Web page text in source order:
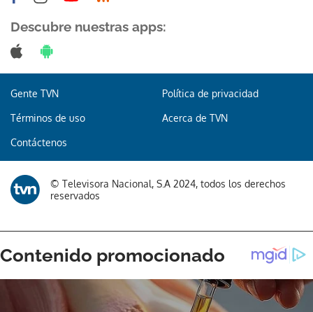
Gracias por suscribirte a nuestro boletín.
Descubre nuestras apps:
Gente TVN Política de privacidad
Términos de uso Acerca de TVN
Contáctenos
© Televisora Nacional, S.A 2024, todos los derechos
reservados